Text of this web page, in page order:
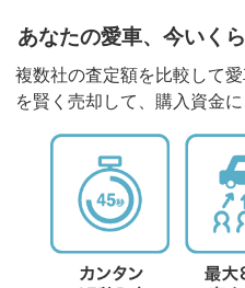
あなたの愛車、今いく
複数社の査定額を比較して
を賢く売却して、購入資金